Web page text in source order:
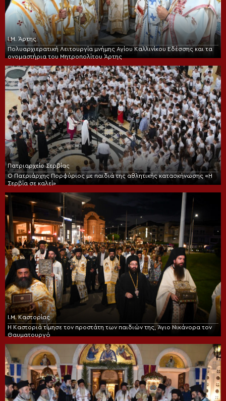
Ι.Μ. Άρτης
Πολυαρχιερατική Λειτουργία μνήμης Αγίου Καλλινίκου Εδέσσης και τα
ονομαστήρια του Μητροπολίτου Άρτης
Πατριαρχείο Σερβίας
Ο Πατριάρχης Πορφύριος με παιδιά της αθλητικής κατασκήνωσης «Η
Σερβία σε καλεί»
Ι.Μ. Καστορίας
Η Καστοριά τίμησε τον προστάτη των παιδιών της, Άγιο Νικάνορα τον
Θαυματουργό